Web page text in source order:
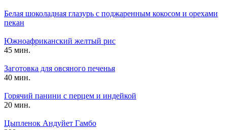
Белая шоколадная глазурь с поджаренным кокосом и орехами
пекан
Южноафриканский желтый рис
45 мин.
Заготовка для овсяного печенья
40 мин.
Горячий панини с перцем и индейкой
20 мин.
Цыпленок Андуйет Гамбо